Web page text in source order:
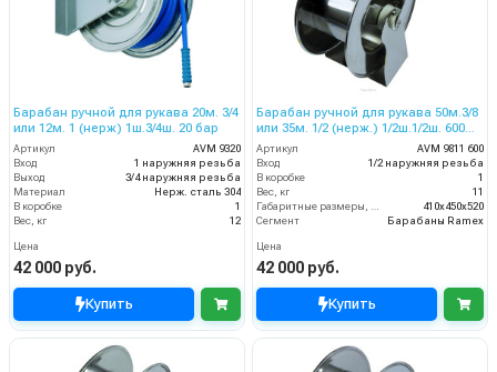
Барабан ручной для рукава 20м. 3/4
или 12м. 1 (нерж) 1ш.3/4ш. 20 бар
Артикул
AVM 9320
Вход
1 наружняя резьба
Выход
3/4 наружняя резьба
Материал
Нерж. сталь 304
В коробке
1
Вес, кг
12
Цена
42 000 руб.
Купить
Барабан ручной для рукава 50м.3/8
или 35м. 1/2 (нерж.) 1/2ш.1/2ш. 600
бар
Артикул
AVM 9811 600
Вход
1/2 наружняя резьба
В коробке
1
Вес, кг
11
410x450x520
Сегмент
Барабаны Ramex
Цена
42 000 руб.
Купить